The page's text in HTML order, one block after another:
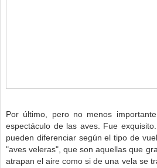
Por último, pero no menos
espectáculo de las aves. Fue
pueden diferenciar según el tipo de
"aves veleras", que son aquellas que
atrapan el aire como si de una vela se